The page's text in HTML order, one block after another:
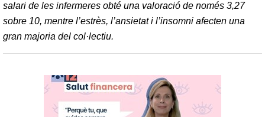
salari de les infermeres obté una valoració de només 3,27
sobre 10, mentre l’estrès, l’ansietat i l’insomni afecten una
gran majoria del col·lectiu.